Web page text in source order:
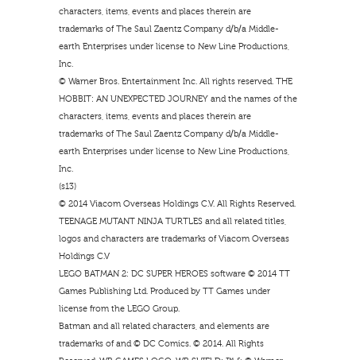
characters, items, events and places therein are
trademarks of The Saul Zaentz Company d/b/a Middle-
earth Enterprises under license to New Line Productions,
Inc.
© Warner Bros. Entertainment Inc. All rights reserved. THE
HOBBIT: AN UNEXPECTED JOURNEY and the names of the
characters, items, events and places therein are
trademarks of The Saul Zaentz Company d/b/a Middle-
earth Enterprises under license to New Line Productions,
Inc.
(s13)
© 2014 Viacom Overseas Holdings C.V. All Rights Reserved.
TEENAGE MUTANT NINJA TURTLES and all related titles,
logos and characters are trademarks of Viacom Overseas
Holdings C.V
LEGO BATMAN 2: DC SUPER HEROES software © 2014 TT
Games Publishing Ltd. Produced by TT Games under
license from the LEGO Group.
Batman and all related characters, and elements are
trademarks of and © DC Comics. © 2014. All Rights